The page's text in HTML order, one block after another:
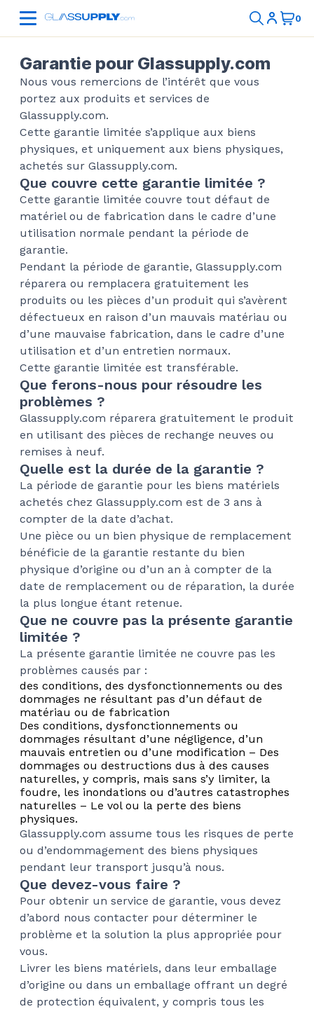
Garantie pour Glassupply.com
Nous vous remercions de l’intérêt que vous
portez aux produits et services de
Glassupply.com.
Cette garantie limitée s’applique aux biens
physiques, et uniquement aux biens physiques,
achetés sur Glassupply.com.
Que couvre cette garantie limitée ?
Cette garantie limitée couvre tout défaut de
matériel ou de fabrication dans le cadre d’une
utilisation normale pendant la période de
garantie.
Pendant la période de garantie, Glassupply.com
réparera ou remplacera gratuitement les
produits ou les pièces d’un produit qui s’avèrent
défectueux en raison d’un mauvais matériau ou
d’une mauvaise fabrication, dans le cadre d’une
utilisation et d’un entretien normaux.
Cette garantie limitée est transférable.
Que ferons-nous pour résoudre les
problèmes ?
Glassupply.com réparera gratuitement le produit
en utilisant des pièces de rechange neuves ou
remises à neuf.
Quelle est la durée de la garantie ?
La période de garantie pour les biens matériels
achetés chez Glassupply.com est de 3 ans à
compter de la date d’achat.
Une pièce ou un bien physique de remplacement
bénéficie de la garantie restante du bien
physique d’origine ou d’un an à compter de la
date de remplacement ou de réparation, la durée
la plus longue étant retenue.
Que ne couvre pas la présente garantie
limitée ?
La présente garantie limitée ne couvre pas les
problèmes causés par :
des conditions, des dysfonctionnements ou des
dommages ne résultant pas d’un défaut de
matériau ou de fabrication
Des conditions, dysfonctionnements ou
dommages résultant d’une négligence, d’un
mauvais entretien ou d’une modification – Des
dommages ou destructions dus à des causes
naturelles, y compris, mais sans s’y limiter, la
foudre, les inondations ou d’autres catastrophes
naturelles – Le vol ou la perte des biens
physiques.
Glassupply.com assume tous les risques de perte
ou d’endommagement des biens physiques
pendant leur transport jusqu’à nous.
Que devez-vous faire ?
Pour obtenir un service de garantie, vous devez
d’abord nous contacter pour déterminer le
problème et la solution la plus appropriée pour
vous.
Livrer les biens matériels, dans leur emballage
d’origine ou dans un emballage offrant un degré
de protection équivalent, y compris tous les